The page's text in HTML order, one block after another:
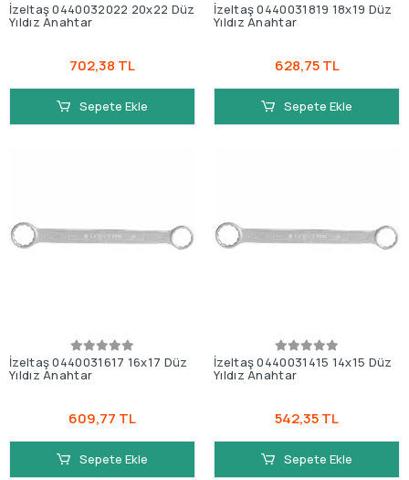
İzeltaş 0440032022 20x22 Düz
Yıldız Anahtar
702,38 TL
Sepete Ekle
İzeltaş 0440031819 18x19 Düz
Yıldız Anahtar
628,75 TL
Sepete Ekle
İzeltaş 0440031617 16x17 Düz
Yıldız Anahtar
609,77 TL
Sepete Ekle
İzeltaş 0440031415 14x15 Düz
Yıldız Anahtar
542,35 TL
Sepete Ekle